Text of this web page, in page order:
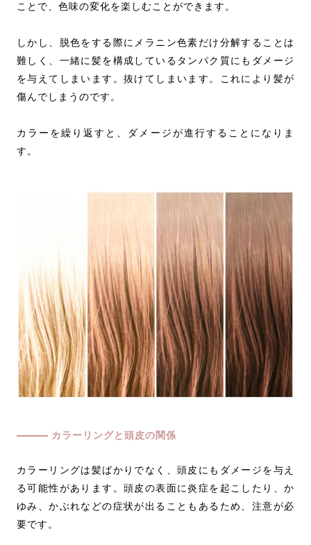
ことで、色味の変化を楽しむことができます。
しかし、脱色をする際にメラニン色素だけ分解することは
難しく、一緒に髪を構成しているタンパク質にもダメージ
を与えてしまいます。抜けてしまいます。これにより髪が
傷んでしまうのです。
カラーを繰り返すと、ダメージが進行することになりま
す。
カラーリングと頭皮の関係
カラーリングは髪ばかりでなく、頭皮にもダメージを与え
る可能性があります。頭皮の表面に炎症を起こしたり、か
ゆみ、かぶれなどの症状が出ることもあるため、注意が必
要です。